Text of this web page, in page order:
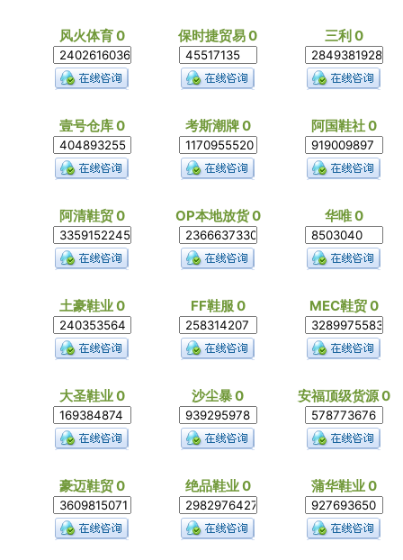
风火体育 0 保时捷贸易 0 三利 0
壹号仓库 0 考斯潮牌 0 阿国鞋社 0
阿清鞋贸 0 OP本地放货 0 华唯 0
土豪鞋业 0 FF鞋服 0 MEC鞋贸 0
大圣鞋业 0 沙尘暴 0 安福顶级货源 0
豪迈鞋贸 0 绝品鞋业 0 蒲华鞋业 0